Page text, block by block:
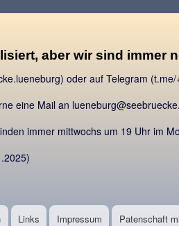
aber wir sind immer
oder auf Telegram
eine Mail an
immer mittwochs um 19 Uhr im
Links Impressum Patenschaft